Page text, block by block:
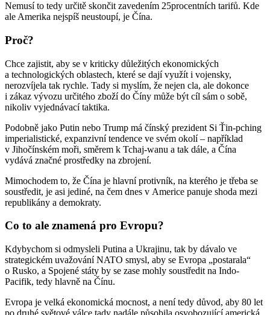
Nemusí to tedy určitě skončit zavedením 25procentních tarifů. Kde
ale Amerika nejspíš neustoupí, je Čína.
Proč?
Chce zajistit, aby se v kriticky důležitých ekonomických
a technologických oblastech, které se dají využít i vojensky,
nerozvíjela tak rychle. Tady si myslím, že nejen cla, ale dokonce
i zákaz vývozu určitého zboží do Číny může být cíl sám o sobě,
nikoliv vyjednávací taktika.
Podobně jako Putin nebo Trump má čínský prezident Si Ťin-pching
imperialistické, expanzivní tendence ve svém okolí – například
v Jihočínském moři, směrem k Tchaj-wanu a tak dále, a Čína
vydává značné prostředky na zbrojení.
Mimochodem to, že Čína je hlavní protivník, na kterého je třeba se
soustředit, je asi jediné, na čem dnes v Americe panuje shoda mezi
republikány a demokraty.
Co to ale znamená pro Evropu?
Kdybychom si odmysleli Putina a Ukrajinu, tak by dávalo ve
strategickém uvažování NATO smysl, aby se Evropa „postarala“
o Rusko, a Spojené státy by se zase mohly soustředit na Indo-
Pacifik, tedy hlavně na Čínu.
Evropa je velká ekonomická mocnost, a není tedy důvod, aby 80 let